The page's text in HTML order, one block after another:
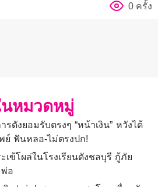
0 ครั้ง
หมวดหมู่
รดังยอมรับตรงๆ “หน้าเงิน” หวังได้
ย์ ฟันหลอ-ไม่ตรงปก!
เข้โผล่ในโรงเรียนดังชลบุรี กู้ภัย
อ